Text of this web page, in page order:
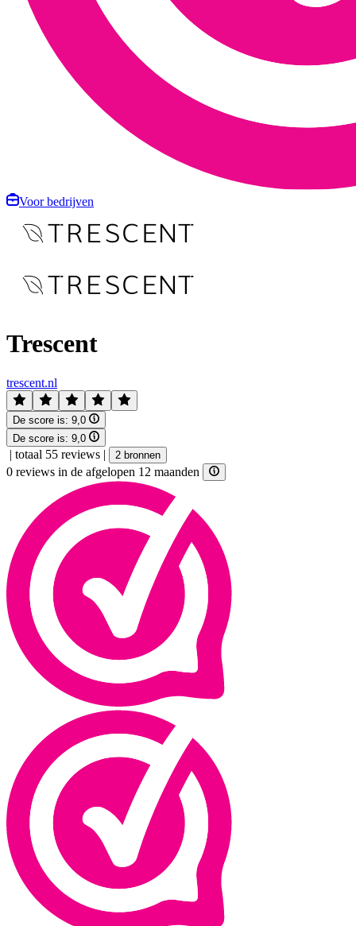
Voor bedrijven
Trescent
trescent.nl
De score is: 9,0
De score is: 9,0
| totaal 55 reviews | 2 bronnen
0 reviews in de afgelopen 12 maanden